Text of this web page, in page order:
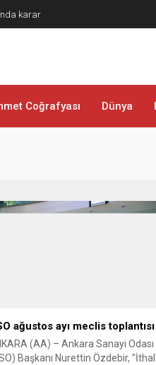
karar
Coğrafyası Dünya
ağustos ayı meclis toplantısı
(AA) – Ankara Sanayi Odası
Başkanı Nurettin Özdebir, "İthal